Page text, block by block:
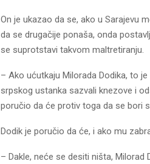
On je ukazao da se, ako u Sarajevu
da se drugačije ponaša, onda
se suprotstavi takvom maltretiranju.
– Ako ućutkaju Milorada Dodika, to
srpskog ustanka sazvali knezove i
poručio da će protiv toga da se bori
Dodik je poručio da će, i ako mu
– Dakle, neće se desiti ništa, Milorad